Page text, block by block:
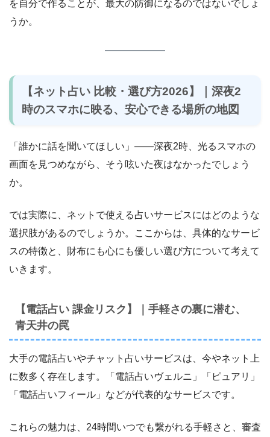
を自分で作ることが、最大の防御になるのではないでしょ
うか。
【ネット占い 比較・選び方2026】｜深夜2
時のスマホに映る、安心できる場所の地図
「誰かに話を聞いてほしい」――深夜2時、光るスマホの
画面を見つめながら、そう呟いた夜はなかったでしょう
か。
では実際に、ネットで使える占いサービスにはどのような
選択肢があるのでしょうか。ここからは、具体的なサービ
スの特徴と、財布にも心にも優しい選び方について考えて
いきます。
【電話占い 課金リスク】｜手軽さの裏に潜む、
青天井の罠
大手の電話占いやチャット占いサービスは、今やネット上
に数多く存在します。「電話占いヴェルニ」「ピュアリ」
「電話占いフィール」などが代表的なサービスです。
これらの魅力は、24時間いつでも繋がれる手軽さと、審査